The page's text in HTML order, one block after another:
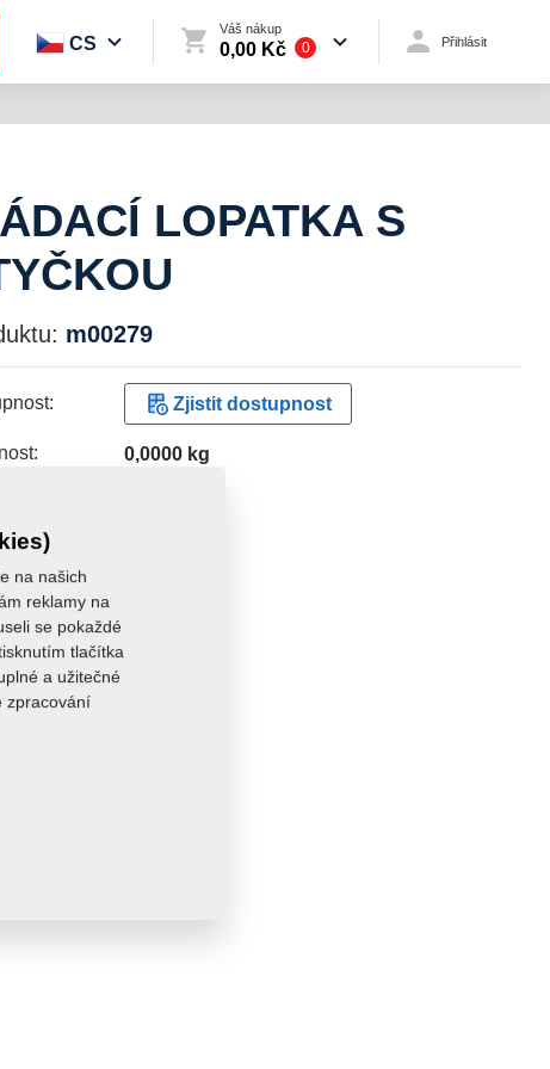
CS
Váš nákup
0,00 Kč 0 Přihlásit
LOPATKA S
m00279
Zjistit dostupnost
0,0000 kg
na našich
reklamy na
se pokaždé
tlačítka
a užitečné
zpracování